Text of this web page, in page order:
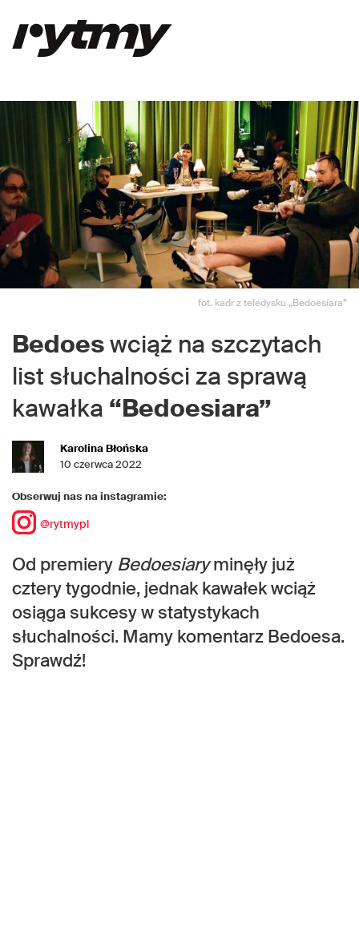
fot. kadr z teledysku „Bedoesiara”
Bedoeswciąż na szczytach
list słuchalności za sprawą
kawałka “Bedoesiara”
Karolina Błońska
10 czerwca 2022
Obserwuj nas na instagramie:
@rytmypl
Od premiery Bedoesiaryminęły już
cztery tygodnie, jednak kawałek wciąż
osiąga sukcesy w statystykach
słuchalności. Mamy komentarz Bedoesa.
Sprawdź!